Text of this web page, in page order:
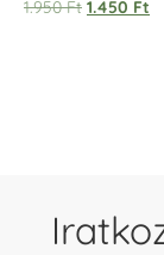
1.950Ft 1.450 Ft